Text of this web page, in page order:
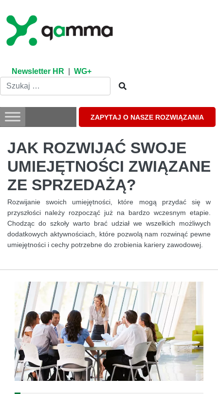
content
Newsletter HR WG+
ZAPYTAJ O NASZE ROZWIĄZANIA
JAK ROZWIJAĆ SWOJE
UMIEJĘTNOŚCI ZWIĄZANE
ZE SPRZEDAŻĄ?
Rozwijanie swoich umiejętności, które mogą przydać się w
przyszłości należy rozpocząć już na bardzo wczesnym etapie.
Chodząc do szkoły warto brać udział we wszelkich możliwych
dodatkowych aktywnościach, które pozwolą nam rozwinąć pewne
umiejętności i cechy potrzebne do zrobienia kariery zawodowej.